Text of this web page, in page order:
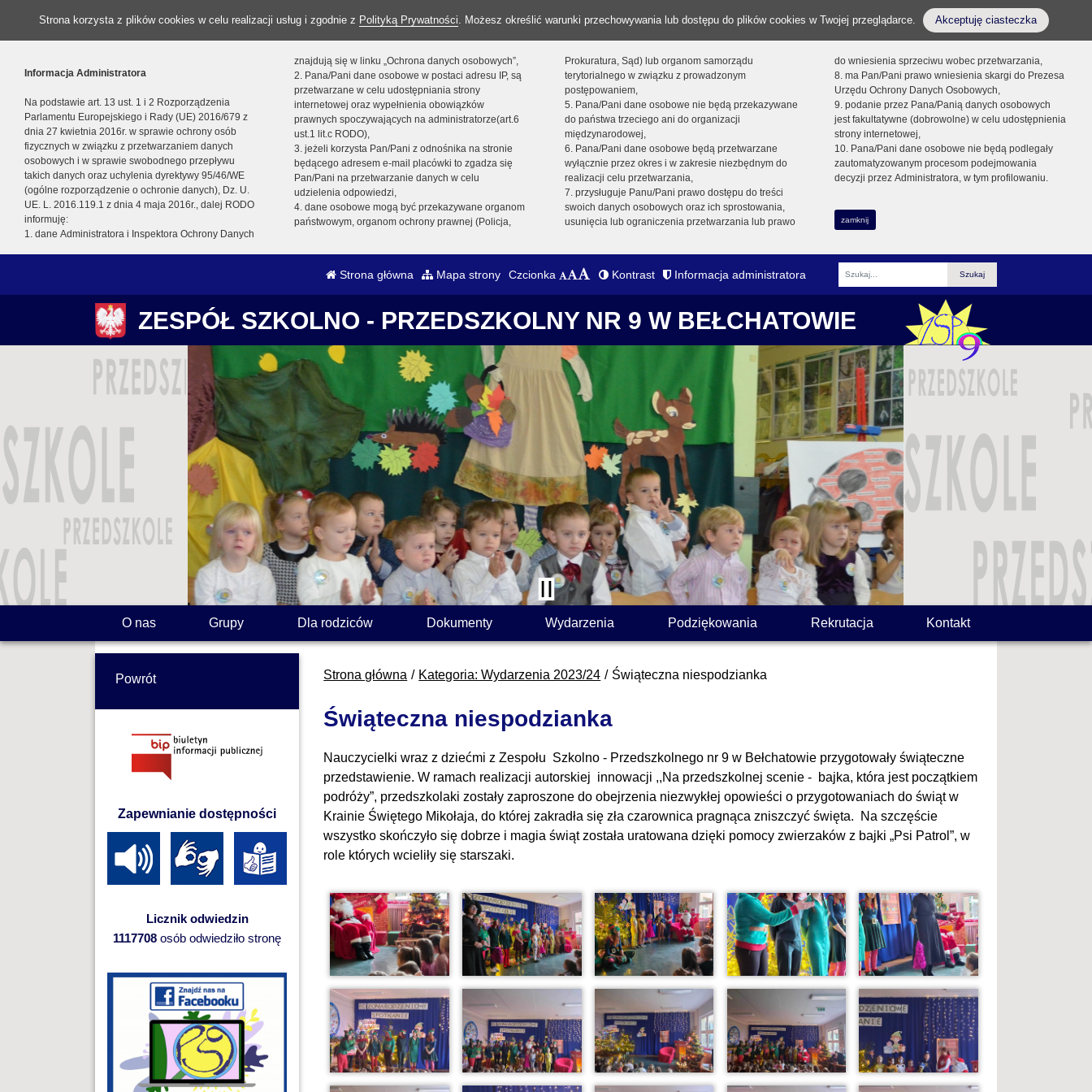
Strona korzysta z plików cookies w celu realizacji usług i zgodnie z Polityką Prywatności. Możesz określić warunki przechowywania lub dostępu do plików cookies w Twojej przeglądarce. Akceptuję ciasteczka
Informacja Administratora
Na podstawie art. 13 ust. 1 i 2 Rozporządzenia
Parlamentu Europejskiego i Rady (UE) 2016/679 z
dnia 27 kwietnia 2016r. w sprawie ochrony osób
fizycznych w związku z przetwarzaniem danych
osobowych i w sprawie swobodnego przepływu
takich danych oraz uchylenia dyrektywy 95/46/WE
(ogólne rozporządzenie o ochronie danych), Dz. U.
UE. L. 2016.119.1 z dnia 4 maja 2016r., dalej RODO
informuję:
1. dane Administratora i Inspektora Ochrony Danych
znajdują się w linku „Ochrona danych osobowych”,
2. Pana/Pani dane osobowe w postaci adresu IP, są
przetwarzane w celu udostępniania strony
internetowej oraz wypełnienia obowiązków
prawnych spoczywających na administratorze(art.6
ust.1 lit.c RODO),
3. jeżeli korzysta Pan/Pani z odnośnika na stronie
będącego adresem e-mail placówki to zgadza się
Pan/Pani na przetwarzanie danych w celu
udzielenia odpowiedzi,
4. dane osobowe mogą być przekazywane organom
państwowym, organom ochrony prawnej (Policja,
Prokuratura, Sąd) lub organom samorządu
terytorialnego w związku z prowadzonym
postępowaniem,
5. Pana/Pani dane osobowe nie będą przekazywane
do państwa trzeciego ani do organizacji
międzynarodowej,
6. Pana/Pani dane osobowe będą przetwarzane
wyłącznie przez okres i w zakresie niezbędnym do
realizacji celu przetwarzania,
7. przysługuje Panu/Pani prawo dostępu do treści
swoich danych osobowych oraz ich sprostowania,
usunięcia lub ograniczenia przetwarzania lub prawo
do wniesienia sprzeciwu wobec przetwarzania,
8. ma Pan/Pani prawo wniesienia skargi do Prezesa
Urzędu Ochrony Danych Osobowych,
9. podanie przez Pana/Panią danych osobowych
jest fakultatywne (dobrowolne) w celu udostępnienia
strony internetowej,
10. Pana/Pani dane osobowe nie będą podlegały
zautomatyzowanym procesom podejmowania
decyzji przez Administratora, w tym profilowaniu.
zamknij
Strona główna Mapa strony Czcionka Kontrast Informacja administratora
Fraza
ZESPÓŁ SZKOLNO - PRZEDSZKOLNY NR 9 W BEŁCHATOWIE
O nas Grupy Dla rodziców Dokumenty Wydarzenia Podziękowania Rekrutacja Kontakt
Strona główna Kategoria: Wydarzenia 2023/24 Świąteczna niespodzianka
Świąteczna niespodzianka
Nauczycielki wraz z dziećmi z Zespołu Szkolno - Przedszkolnego nr 9 w Bełchatowie przygotowały świąteczne
przedstawienie. W ramach realizacji autorskiej innowacji ,,Na przedszkolnej scenie - bajka, która jest początkiem
podróży”, przedszkolaki zostały zaproszone do obejrzenia niezwykłej opowieści o przygotowaniach do świąt w
Krainie Świętego Mikołaja, do której zakradła się zła czarownica pragnąca zniszczyć święta. Na szczęście
wszystko skończyło się dobrze i magia świąt została uratowana dzięki pomocy zwierzaków z bajki „Psi Patrol”, w
role których wcieliły się starszaki.
Powrót
Zapewnianie dostępności
Licznik odwiedzin
1117708 osób odwiedziło stronę